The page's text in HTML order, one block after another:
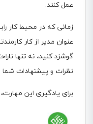
عمل کنند.
زمانی که در محیط کار
عنوان مدیر از کار
گوشزد کنید، نه تنها
نظرات و پیشنهادات شما
برای یادگیری این مهارت،